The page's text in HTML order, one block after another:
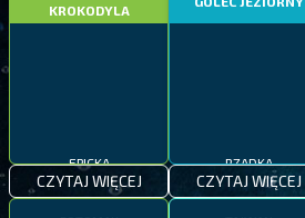
KROKODYLA
EPICKA
CZYTAJ WIĘCEJ
RZADKA
CZYTAJ WIĘCEJ